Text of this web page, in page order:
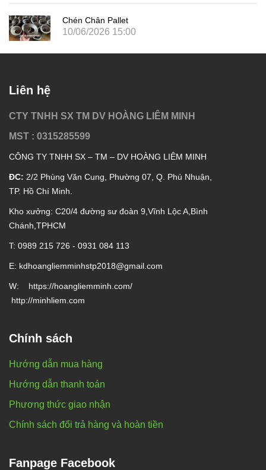
Chén Chân Pallet
10/06/2026 15:00
Liên hệ
CTY TNHH SX TM DV HOÀNG LIÊM MINH
MST : 0315285599
CÔNG TY TNHH SX – TM – DV HOÀNG LIÊM MINH
ĐC: 2/2 Phùng Văn Cung, Phường 07, Q. Phú Nhuận,
TP. Hồ Chí Minh.
Kho xưởng: C20/4 đường sư đoàn 9,Vĩnh Lộc A,Bình
Chánh,TPHCM
T: 0989 215 726 - 0931 084 113
E: kdhoangliemminhstp2018@gmail.com
W: https://hoangliemminh.com/
http://minhliem.com
Chính sách
Hướng dẫn mua hàng
Hướng dẫn thanh toán
Phương thức giao nhận
Chính sách đổi trả hàng và hoàn tiền
Fanpage Facebook